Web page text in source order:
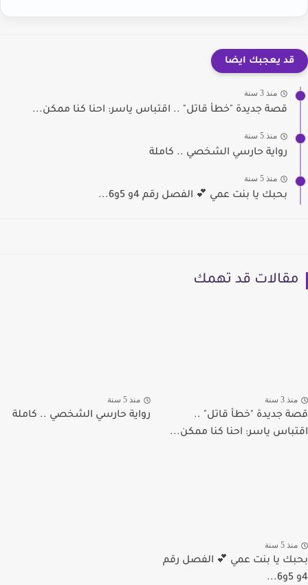
قد يعجبك ايضا
منذ 3 سنة
قصة جديدة "خطأ قاتل" .. اقتباس ياسر: احنا كنا ممكن...
منذ 5 سنة
رواية حارسي الشخصي .. كاملة
منذ 5 سنة
بحبك يا بنت عمي 💕 الفصل رقم 4و 5و6...
مقالات قد تهمك
منذ 3 سنة
قصة جديدة "خطأ قاتل" ..
اقتباس ياسر: احنا كنا ممكن...
منذ 5 سنة
رواية حارسي الشخصي .. كاملة
منذ 5 سنة
بحبك يا بنت عمي 💕 الفصل رقم
4و 5و6...